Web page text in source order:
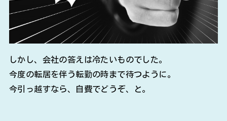
しかし、会社の答えは冷たいものでした。
今度の転居を伴う転勤の時まで待つように。
今引っ越すなら、自費でどうぞ、と。